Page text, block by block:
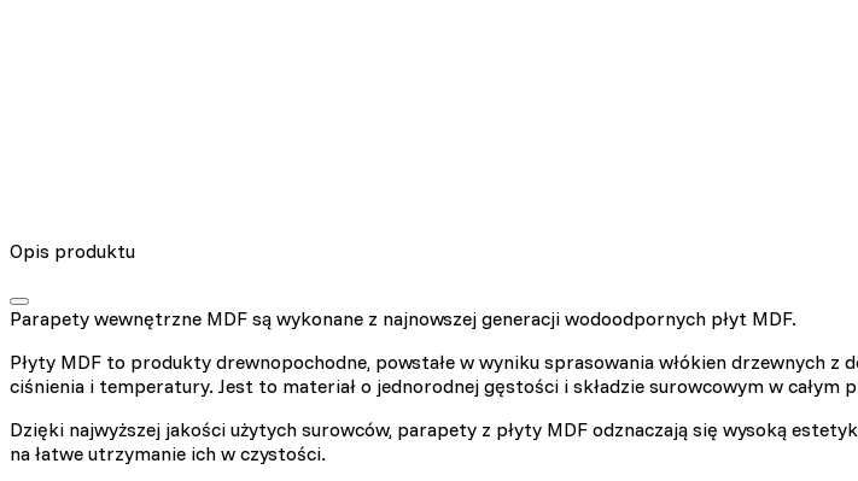
Opis produktu
Parapety wewnętrzne MDF są wykonane z najnowszej generacji wodoodpornych płyt MDF.
Płyty MDF to produkty drewnopochodne, powstałe w wyniku sprasowania włókien drzewnych
ciśnienia i temperatury. Jest to materiał o jednorodnej gęstości i składzie surowcowym w
Dzięki najwyższej jakości użytych surowców, parapety z płyty MDF odznaczają się wysoką
na łatwe utrzymanie ich w czystości.